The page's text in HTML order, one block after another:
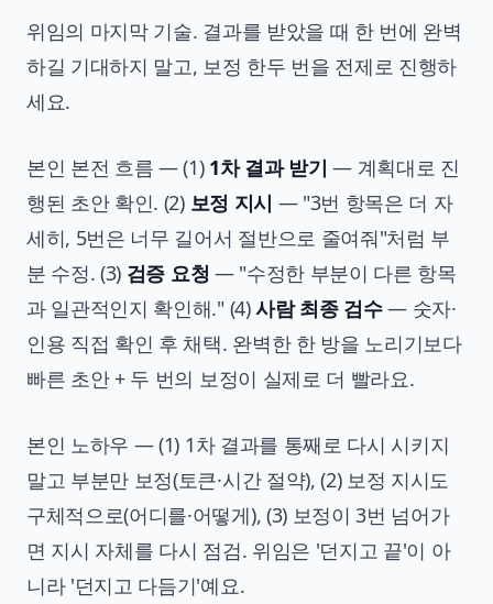
위임의 마지막 기술. 결과를 받았을 때 한 번에 완벽
하길 기대하지 말고, 보정 한두 번을 전제로 진행하
세요.
본인 본전 흐름 — (1) 1차 결과 받기 — 계획대로 진
행된 초안 확인. (2) 보정 지시 — "3번 항목은 더 자
세히, 5번은 너무 길어서 절반으로 줄여줘"처럼 부
분 수정. (3) 검증 요청 — "수정한 부분이 다른 항목
과 일관적인지 확인해." (4)사람 최종 검수— 숫자·
인용 직접 확인 후 채택. 완벽한 한 방을 노리기보다
빠른 초안 + 두 번의 보정이 실제로 더 빨라요.
본인 노하우 — (1) 1차 결과를 통째로 다시 시키지
말고 부분만 보정(토큰·시간 절약), (2) 보정 지시도
구체적으로(어디를·어떻게), (3) 보정이 3번 넘어가
면 지시 자체를 다시 점검. 위임은 '던지고 끝'이 아
니라 '던지고 다듬기'예요.